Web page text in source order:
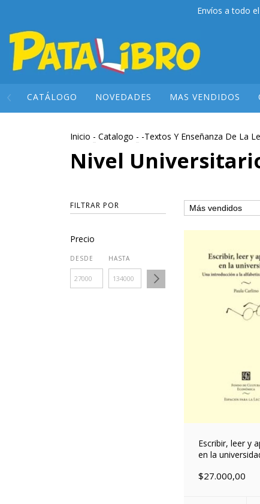
Envíos a todo
CATÁLOGO NOVEDADES MAS VENDIDOS
Inicio - Catalogo - -Textos Y Enseñanza De La
Nivel
FILTRAR POR
Precio
DESDE HASTA
Escribir, leer y
en la
$27.000,00